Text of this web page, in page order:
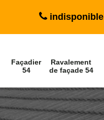
indisponible
Façadier
54
Ravalement
de façade 54